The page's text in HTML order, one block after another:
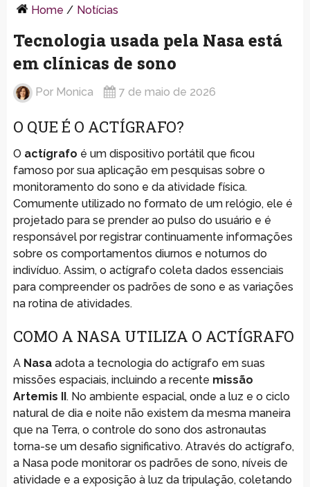
Home / Notícias
Tecnologia usada pela Nasa está
em clínicas de sono
Por Monica 7 de maio de 2026
O QUE É O ACTÍGRAFO?
O actígrafo é um dispositivo portátil que ficou
famoso por sua aplicação em pesquisas sobre o
monitoramento do sono e da atividade física.
Comumente utilizado no formato de um relógio, ele é
projetado para se prender ao pulso do usuário e é
responsável por registrar continuamente informações
sobre os comportamentos diurnos e noturnos do
indivíduo. Assim, o actígrafo coleta dados essenciais
para compreender os padrões de sono e as variações
na rotina de atividades.
COMO A NASA UTILIZA O ACTÍGRAFO
A Nasaadota a tecnologia do actígrafo em suas
missões espaciais, incluindo a recente missão
Artemis II. No ambiente espacial, onde a luz e o ciclo
natural de dia e noite não existem da mesma maneira
que na Terra, o controle do sono dos astronautas
torna-se um desafio significativo. Através do actígrafo,
a Nasa pode monitorar os padrões de sono, níveis de
atividade e a exposição à luz da tripulação, coletando